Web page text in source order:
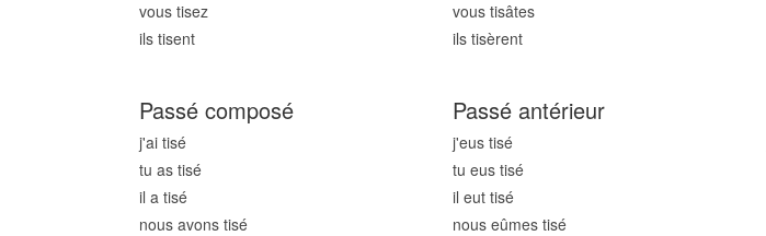
vous tisez
ils tisent
vous tisâtes
ils tisèrent
Passé composé
j'ai tisé
tu as tisé
il a tisé
nous avons tisé
Passé antérieur
j'eus tisé
tu eus tisé
il eut tisé
nous eûmes tisé